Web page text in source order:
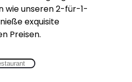
wie unseren 2-für-1-
exquisite
Preisen.